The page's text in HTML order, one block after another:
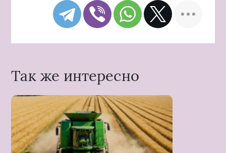
Так же интересно